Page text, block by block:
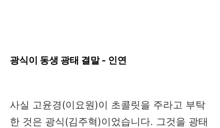
광식이 동생 광태 결말 - 인연
사실 고윤경(이요원)이 초콜릿을 주라고 부탁
한 것은 광식(김주혁)이었습니다. 그것을 광태